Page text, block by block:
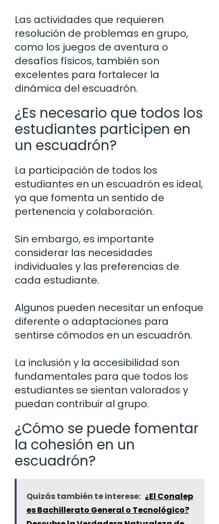
Las actividades que requieren
resolución de problemas en grupo,
como los juegos de aventura o
desafíos físicos, también son
excelentes para fortalecer la
dinámica del escuadrón.
¿Es necesario que todos los
estudiantes participen en
un escuadrón?
La participación de todos los
estudiantes en un escuadrón es ideal,
ya que fomenta un sentido de
pertenencia y colaboración.
Sin embargo, es importante
considerar las necesidades
individuales y las preferencias de
cada estudiante.
Algunos pueden necesitar un enfoque
diferente o adaptaciones para
sentirse cómodos en un escuadrón.
La inclusión y la accesibilidad son
fundamentales para que todos los
estudiantes se sientan valorados y
puedan contribuir al grupo.
¿Cómo se puede fomentar
la cohesión en un
escuadrón?
Quizás también te interese: ¿El Conalep
es Bachillerato General o Tecnológico?